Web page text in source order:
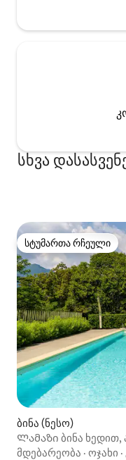
სხვა
სტუმართა რჩეული
სტუმართა რჩეული
ბინა (ნესო)
Ლამაზი ბინა ხედით,
მდებარეობა · ოჯახი ·